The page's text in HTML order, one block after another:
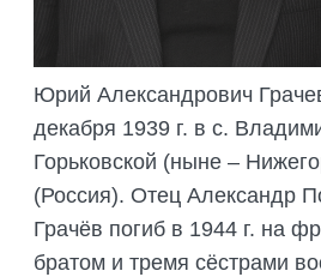
ОРГАНИЗАЦИЯ
СЕМИНАРОВ,
ОРГАНИЗАЦИЯ
СТАЖИРОВОК
СОВМЕСТНО С
ОБЩЕСТВОМ ТЕТИС
СЕЛЕВИНИЯ
SAIGA NEWS
Юрий Александрович
декабря 1939 г. в с.
Горьковской (ныне –
(Россия). Отец Александр
Грачёв погиб в 1944 г. на
братом и тремя сёстрами